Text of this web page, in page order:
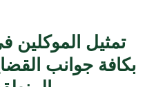
تمثيل الموكلين
بكافة جوانب